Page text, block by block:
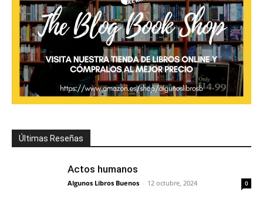
Últimas Reseñas
Actos humanos
Algunos Libros Buenos - 12 octubre, 2024 0